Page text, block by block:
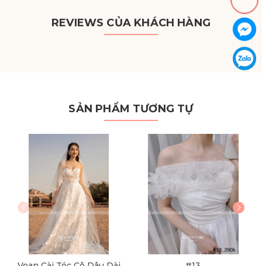
REVIEWS CỦA KHÁCH HÀNG
SẢN PHẨM TƯƠNG TỰ